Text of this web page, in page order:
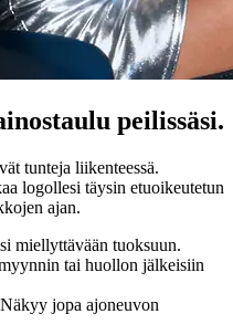
peilissäsi.
tunteja liikenteessä.
logollesi täysin etuoikeutetun
ajan.
miellyttävään tuoksuun.
tai huollon jälkeisiin
jopa ajoneuvon